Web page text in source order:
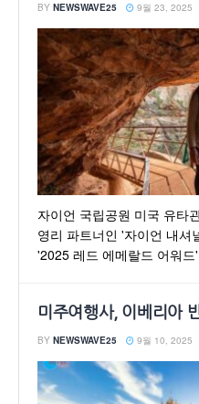
BY NEWSWAVE25 9월 23, 2025
자이언 국립공원 미국 유타
영리 파트너인 '자이언 내셔
'2025 레드 에메랄드 어워
미주여행사, 이베리아
BY NEWSWAVE25 9월 10, 2025